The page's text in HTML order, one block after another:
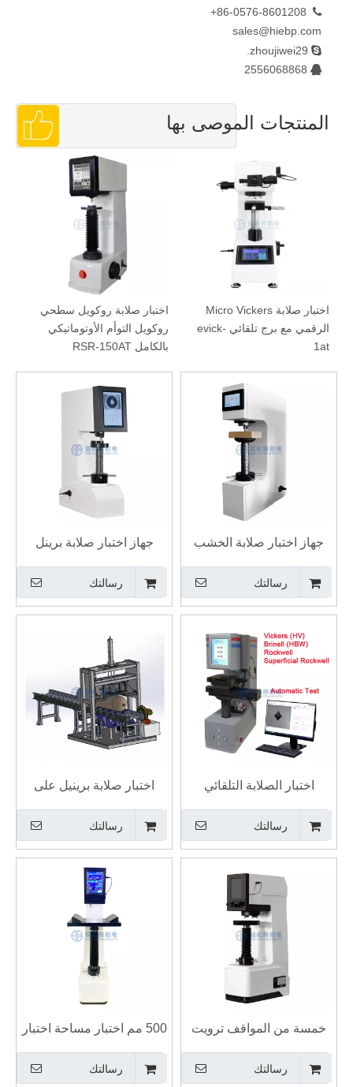

86-0576-8601208+
sales@hiebp.com

zhoujiwei29.

2556068868
المنتجات الموصى بها
اختبار صلابة روكويل سطحي
روكويل التوأم الأوتوماتيكي
بالكامل RSR-150AT
اختبار صلابة Micro Vickers
الرقمي مع برج تلقائي evick-
1at
جهاز اختبار صلابة الخشب
HT-1500W
رسالتك
جهاز اختبار صلابة برينل
الأوتوماتيكي، جهاز اختبار
متكامل، برنامج قياس ونظام
الكاميرا
رسالتك
اختبار الصلابة التلقائي
التلقائي بالكامل Brinell
Rockwell Vickers
Hardness Test BRV-
250AZ
رسالتك
اختبار صلابة برينيل على
الانترنت لأسطوانات الغاز
HBS-750ZX
رسالتك
خمسة من المواقف ترويت
ثلاثة مسننة هدفين اختبار
صلابة برينيل الرقمية
رسالتك
500 مم اختبار مساحة اختبار
صلابة BRINELL BIG
رسالتك